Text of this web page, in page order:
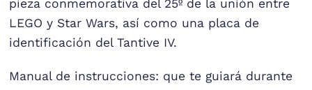
pieza conmemorativa del 25º de la unión entre
LEGO y Star Wars, así como una placa de
identificación del Tantive IV.
Manual de instrucciones: que te guiará durante